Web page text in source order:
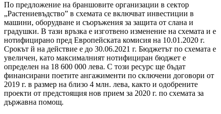
По предложение на браншовите организации в сектор
„Растениевъдство” в схемата се включват инвестиции в
машини, оборудване и съоръжения за защита от слана и
градушки. В тази връзка е изготвено изменение на схемата и е
нотифицирано пред Европейската комисия на 10.01.2020 г.
Срокът й на действие е до 30.06.2021 г. Бюджетът по схемата е
увеличен, като максималният нотифициран бюджет е
определен на 18 600 000 лева. С този ресурс ще бъдат
финансирани поетите ангажименти по сключени договори от
2019 г. в размер на близо 4 млн. лева, както и одобрените
проекти от предстоящия нов прием за 2020 г. по схемата за
държавна помощ.